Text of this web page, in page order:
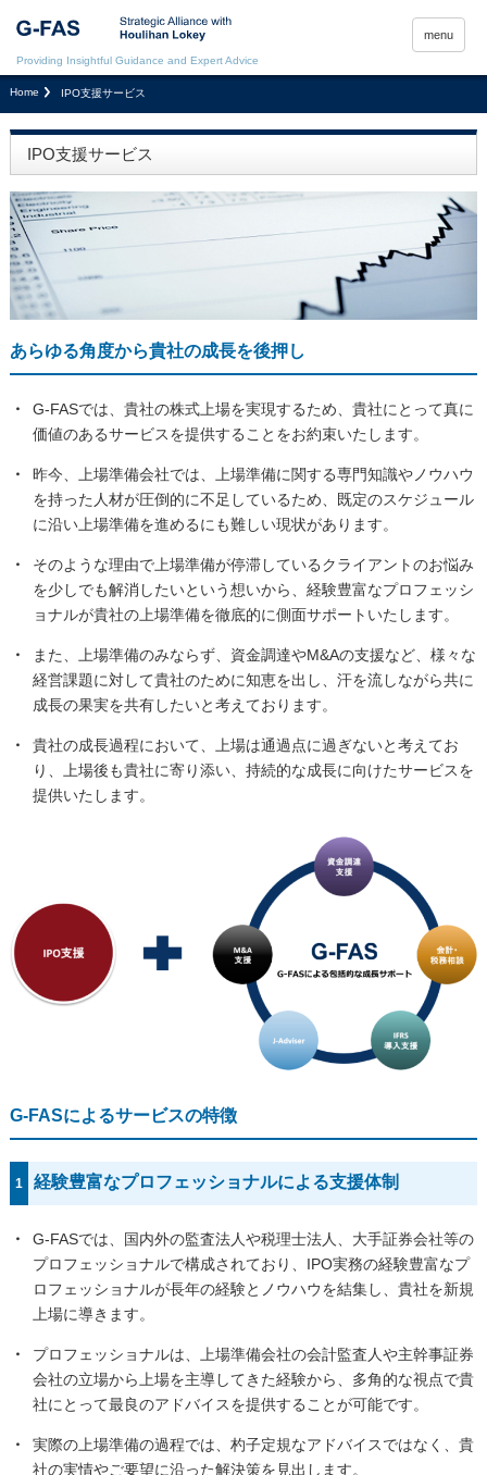
Providing Insightful Guidance and Expert Advice
menu
Home IPO支援サービス
IPO支援サービス
あらゆる角度から貴社の成長を後押し
・
G-FASでは、貴社の株式上場を実現するため、貴社にとって真に
価値のあるサービスを提供することをお約束いたします。
・
昨今、上場準備会社では、上場準備に関する専門知識やノウハウ
を持った人材が圧倒的に不足しているため、既定のスケジュール
に沿い上場準備を進めるにも難しい現状があります。
・
そのような理由で上場準備が停滞しているクライアントのお悩み
を少しでも解消したいという想いから、経験豊富なプロフェッシ
ョナルが貴社の上場準備を徹底的に側面サポートいたします。
・
また、上場準備のみならず、資金調達やM&Aの支援など、様々な
経営課題に対して貴社のために知恵を出し、汗を流しながら共に
成長の果実を共有したいと考えております。
・
貴社の成長過程において、上場は通過点に過ぎないと考えてお
り、上場後も貴社に寄り添い、持続的な成長に向けたサービスを
提供いたします。
G-FASによるサービスの特徴
1 経験豊富なプロフェッショナルによる支援体制
・
G-FASでは、国内外の監査法人や税理士法人、大手証券会社等の
プロフェッショナルで構成されており、IPO実務の経験豊富なプ
ロフェッショナルが長年の経験とノウハウを結集し、貴社を新規
上場に導きます。
・
プロフェッショナルは、上場準備会社の会計監査人や主幹事証券
会社の立場から上場を主導してきた経験から、多角的な視点で貴
社にとって最良のアドバイスを提供することが可能です。
・
実際の上場準備の過程では、杓子定規なアドバイスではなく、貴
社の実情やご要望に沿った解決策を見出します。